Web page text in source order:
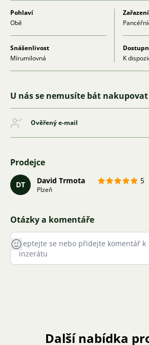
Pohlaví
Obě
Zařazení
Snášenlivost
Mírumilovná
K
U nás se nemusíte bát nakupovat
Ověřený e-mail
Prodejce
DT David Trmota 5
Plzeň
Otázky a komentáře
Další nabídka